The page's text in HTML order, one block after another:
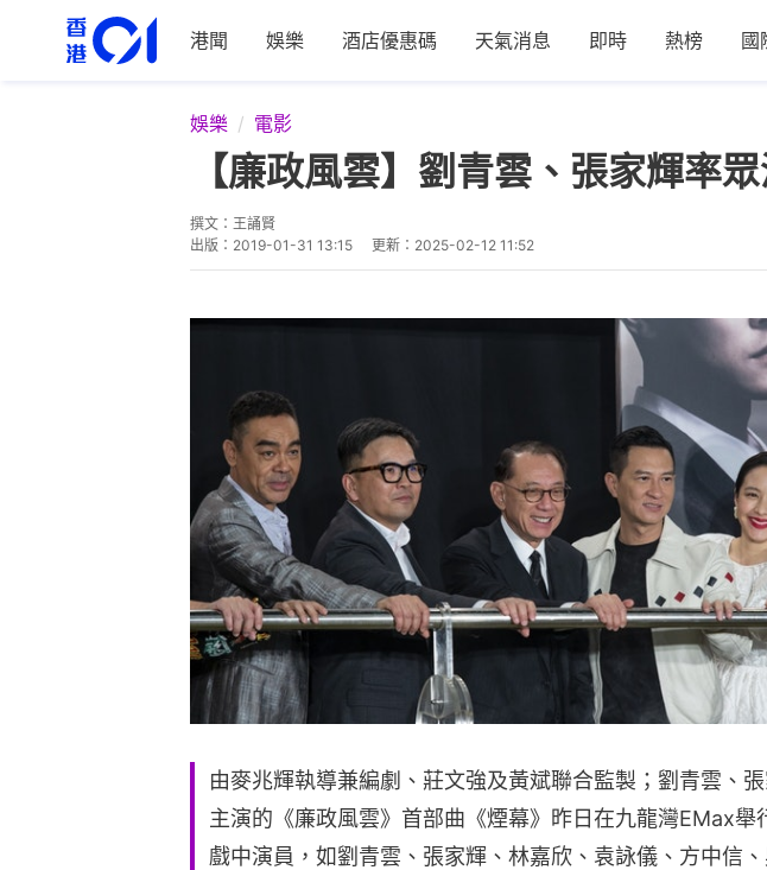
港聞 娛樂 酒店優惠碼 天氣消息 即時 熱榜 國
娛樂 電影
【廉政風雲】劉青雲、張家輝
撰文： 王誦賢
出版： 2019-01-31 13:15 更新： 2025-02-12 11:52
由麥兆輝執導兼編劇、莊文強及黃斌聯合監製；劉青雲、
主演的《廉政風雲》首部曲《煙幕》昨日在九龍灣EMax舉
戲中演員，如劉青雲、張家輝、林嘉欣、袁詠儀、方中信